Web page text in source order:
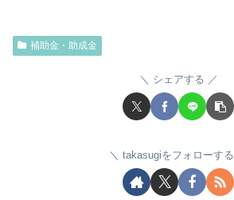
補助金・助成金
シェアする
takasugiをフォローする